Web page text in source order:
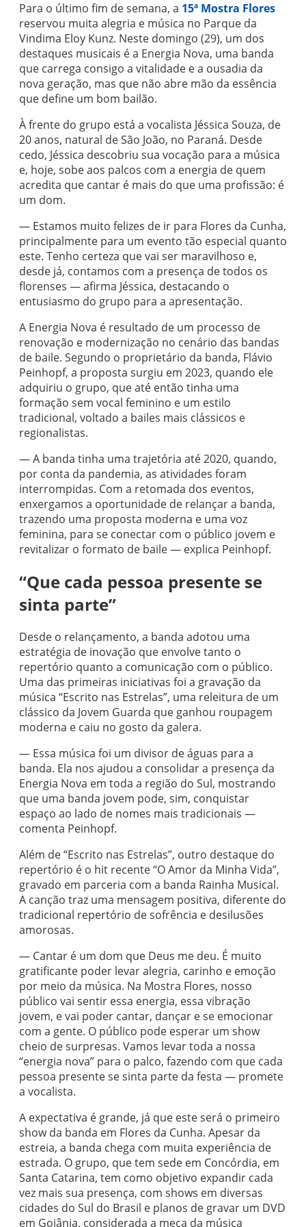
Para o último fim de semana, a 15ª Mostra Flores
reservou muita alegria e música no Parque da
Vindima Eloy Kunz. Neste domingo (29), um dos
destaques musicais é a Energia Nova, uma banda
que carrega consigo a vitalidade e a ousadia da
nova geração, mas que não abre mão da essência
que define um bom bailão.
À frente do grupo está a vocalista Jéssica Souza, de
20 anos, natural de São João, no Paraná. Desde
cedo, Jéssica descobriu sua vocação para a música
e, hoje, sobe aos palcos com a energia de quem
acredita que cantar é mais do que uma profissão: é
um dom.
— Estamos muito felizes de ir para Flores da Cunha,
principalmente para um evento tão especial quanto
este. Tenho certeza que vai ser maravilhoso e,
desde já, contamos com a presença de todos os
florenses — afirma Jéssica, destacando o
entusiasmo do grupo para a apresentação.
A Energia Nova é resultado de um processo de
renovação e modernização no cenário das bandas
de baile. Segundo o proprietário da banda, Flávio
Peinhopf, a proposta surgiu em 2023, quando ele
adquiriu o grupo, que até então tinha uma
formação sem vocal feminino e um estilo
tradicional, voltado a bailes mais clássicos e
regionalistas.
— A banda tinha uma trajetória até 2020, quando,
por conta da pandemia, as atividades foram
interrompidas. Com a retomada dos eventos,
enxergamos a oportunidade de relançar a banda,
trazendo uma proposta moderna e uma voz
feminina, para se conectar com o público jovem e
revitalizar o formato de baile — explica Peinhopf.
“Que cada pessoa presente se
sinta parte”
Desde o relançamento, a banda adotou uma
estratégia de inovação que envolve tanto o
repertório quanto a comunicação com o público.
Uma das primeiras iniciativas foi a gravação da
música “Escrito nas Estrelas”, uma releitura de um
clássico da Jovem Guarda que ganhou roupagem
moderna e caiu no gosto da galera.
— Essa música foi um divisor de águas para a
banda. Ela nos ajudou a consolidar a presença da
Energia Nova em toda a região do Sul, mostrando
que uma banda jovem pode, sim, conquistar
espaço ao lado de nomes mais tradicionais —
comenta Peinhopf.
Além de “Escrito nas Estrelas”, outro destaque do
repertório é o hit recente “O Amor da Minha Vida”,
gravado em parceria com a banda Rainha Musical.
A canção traz uma mensagem positiva, diferente do
tradicional repertório de sofrência e desilusões
amorosas.
— Cantar é um dom que Deus me deu. É muito
gratificante poder levar alegria, carinho e emoção
por meio da música. Na Mostra Flores, nosso
público vai sentir essa energia, essa vibração
jovem, e vai poder cantar, dançar e se emocionar
com a gente. O público pode esperar um show
cheio de surpresas. Vamos levar toda a nossa
“energia nova” para o palco, fazendo com que cada
pessoa presente se sinta parte da festa — promete
a vocalista.
A expectativa é grande, já que este será o primeiro
show da banda em Flores da Cunha. Apesar da
estreia, a banda chega com muita experiência de
estrada. O grupo, que tem sede em Concórdia, em
Santa Catarina, tem como objetivo expandir cada
vez mais sua presença, com shows em diversas
cidades do Sul do Brasil e planos de gravar um DVD
em Goiânia, considerada a meca da música